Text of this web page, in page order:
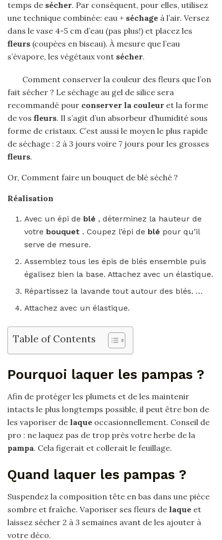
temps de sécher. Par conséquent, pour elles, utilisez
une technique combinée: eau + séchage à l’air. Versez
dans le vase 4-5 cm d’eau (pas plus!) et placez les
fleurs (coupées en biseau). À mesure que l’eau
s’évapore, les végétaux vont sécher.
Comment conserver la couleur des fleurs que l’on
fait sécher ? Le séchage au gel de silice sera
recommandé pour conserver la couleur et la forme
de vos fleurs. Il s’agit d’un absorbeur d’humidité sous
forme de cristaux. C’est aussi le moyen le plus rapide
de séchage : 2 à 3 jours voire 7 jours pour les grosses
fleurs.
Or, Comment faire un bouquet de blé séché ?
Réalisation
Avec un épi de blé , déterminez la hauteur de
votre bouquet . Coupez l’épi de blé pour qu’il
serve de mesure.
Assemblez tous les épis de blés ensemble puis
égalisez bien la base. Attachez avec un élastique.
Répartissez la lavande tout autour des blés. …
Attachez avec un élastique.
Table of Contents
Pourquoi laquer les pampas ?
Afin de protéger les plumets et de les maintenir
intacts le plus longtemps possible, il peut être bon de
les vaporiser de laque occasionnellement. Conseil de
pro : ne laquez pas de trop près votre herbe de la
pampa. Cela figerait et collerait le feuillage.
Quand laquer les pampas ?
Suspendez la composition tête en bas dans une pièce
sombre et fraîche. Vaporiser ses fleurs de laque et
laissez sécher 2 à 3 semaines avant de les ajouter à
votre déco.